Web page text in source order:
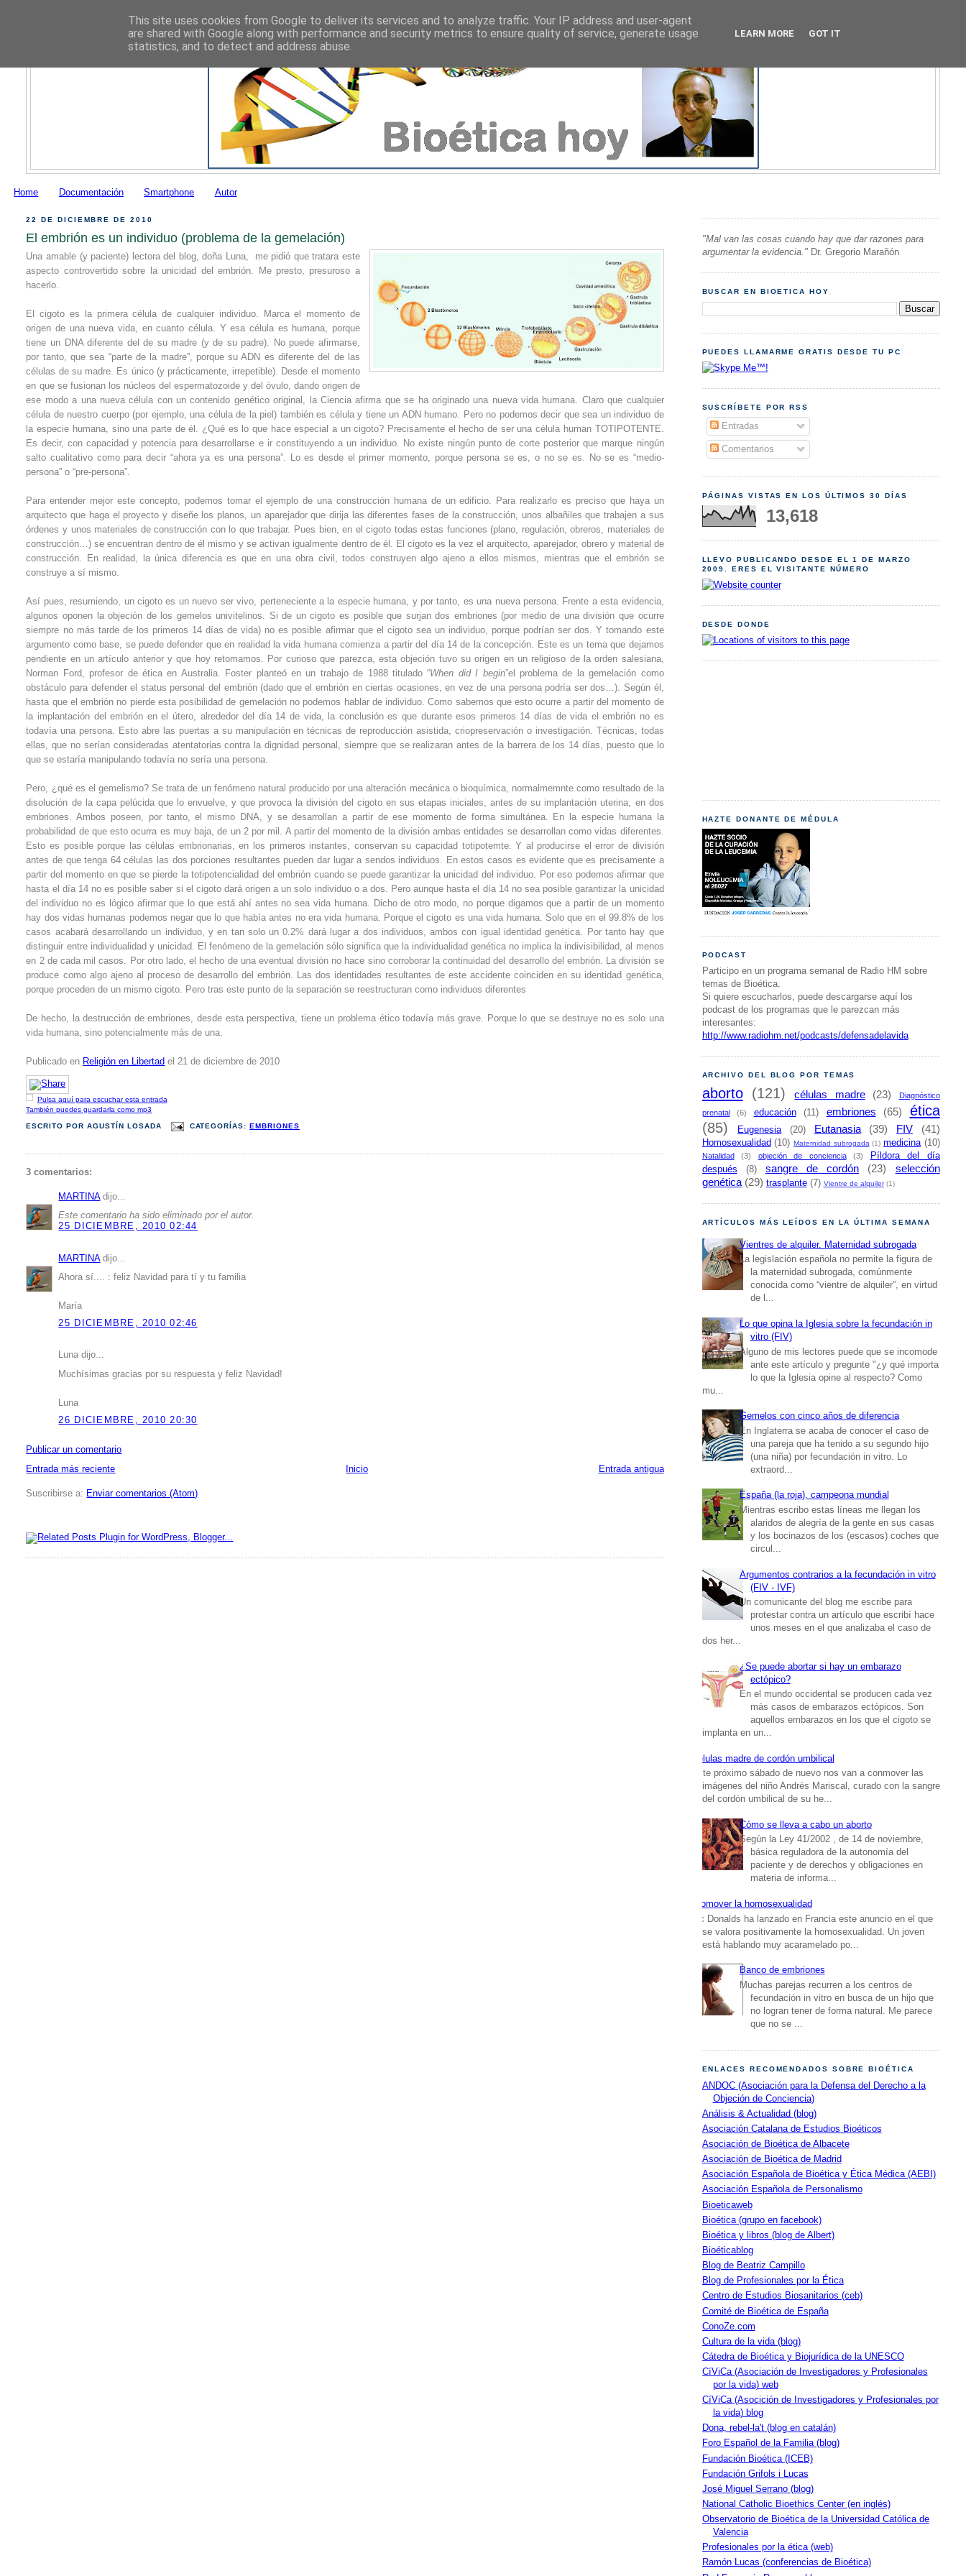
Home Documentación Smartphone Autor
22 DE DICIEMBRE DE 2010
El embrión es un individuo (problema de la gemelación)
Una amable (y paciente) lectora del blog, doña Luna, me pidió que tratara este
aspecto controvertido sobre la unicidad del embrión. Me presto, presuroso a
hacerlo.
El cigoto es la primera célula de cualquier individuo. Marca el momento de
origen de una nueva vida, en cuanto célula. Y esa célula es humana, porque
tiene un DNA diferente del de su madre (y de su padre). No puede afirmarse,
por tanto, que sea “parte de la madre”, porque su ADN es diferente del de las
células de su madre. Es único (y prácticamente, irrepetible). Desde el momento
en que se fusionan los núcleos del espermatozoide y del óvulo, dando origen de
ese modo a una nueva célula con un contenido genético original, la Ciencia afirma que se ha originado una nueva vida humana. Claro que cualquier
célula de nuestro cuerpo (por ejemplo, una célula de la piel) también es célula y tiene un ADN humano. Pero no podemos decir que sea un individuo de
la especie humana, sino una parte de él. ¿Qué es lo que hace especial a un cigoto? Precisamente el hecho de ser una célula human TOTIPOTENTE.
Es decir, con capacidad y potencia para desarrollarse e ir constituyendo a un individuo. No existe ningún punto de corte posterior que marque ningún
salto cualitativo como para decir “ahora ya es una persona”. Lo es desde el primer momento, porque persona se es, o no se es. No se es “medio-
persona” o “pre-persona”.
Para entender mejor este concepto, podemos tomar el ejemplo de una construcción humana de un edificio. Para realizarlo es preciso que haya un
arquitecto que haga el proyecto y diseñe los planos, un aparejador que dirija las diferentes fases de la construcción, unos albañiles que trabajen a sus
órdenes y unos materiales de construcción con lo que trabajar. Pues bien, en el cigoto todas estas funciones (plano, regulación, obreros, materiales de
construcción…) se encuentran dentro de él mismo y se activan igualmente dentro de él. El cigoto es la vez el arquitecto, aparejador, obrero y material de
construcción. En realidad, la única diferencia es que en una obra civil, todos construyen algo ajeno a ellos mismos, mientras que el embrión se
construye a sí mismo.
Así pues, resumiendo, un cigoto es un nuevo ser vivo, perteneciente a la especie humana, y por tanto, es una nueva persona. Frente a esta evidencia,
algunos oponen la objeción de los gemelos univitelinos. Si de un cigoto es posible que surjan dos embriones (por medio de una división que ocurre
siempre no más tarde de los primeros 14 días de vida) no es posible afirmar que el cigoto sea un individuo, porque podrían ser dos. Y tomando este
argumento como base, se puede defender que en realidad la vida humana comienza a partir del día 14 de la concepción. Este es un tema que dejamos
pendiente en un artículo anterior y que hoy retomamos. Por curioso que parezca, esta objeción tuvo su origen en un religioso de la orden salesiana,
Norman Ford, profesor de ética en Australia. Foster planteó en un trabajo de 1988 titulado “When did I begin”el problema de la gemelación como
obstáculo para defender el status personal del embrión (dado que el embrión en ciertas ocasiones, en vez de una persona podría ser dos…). Según él,
hasta que el embrión no pierde esta posibilidad de gemelación no podemos hablar de individuo. Como sabemos que esto ocurre a partir del momento de
la implantación del embrión en el útero, alrededor del día 14 de vida, la conclusión es que durante esos primeros 14 días de vida el embrión no es
todavía una persona. Esto abre las puertas a su manipulación en técnicas de reproducción asistida, criopreservación o investigación. Técnicas, todas
ellas, que no serían consideradas atentatorias contra la dignidad personal, siempre que se realizaran antes de la barrera de los 14 días, puesto que lo
que se estaría manipulando todavía no sería una persona.
Pero, ¿qué es el gemelismo? Se trata de un fenómeno natural producido por una alteración mecánica o bioquímica, normalmemnte como resultado de la
disolución de la capa pelúcida que lo envuelve, y que provoca la división del cigoto en sus etapas iniciales, antes de su implantación uterina, en dos
embriones. Ambos poseen, por tanto, el mismo DNA, y se desarrollan a partir de ese momento de forma simultánea. En la especie humana la
probabilidad de que esto ocurra es muy baja, de un 2 por mil. A partir del momento de la división ambas entidades se desarrollan como vidas diferentes.
Esto es posible porque las células embrionarias, en los primeros instantes, conservan su capacidad totipotemte. Y al producirse el error de división
antes de que tenga 64 células las dos porciones resultantes pueden dar lugar a sendos individuos. En estos casos es evidente que es precisamente a
partir del momento en que se pierde la totipotencialidad del embrión cuando se puede garantizar la unicidad del individuo. Por eso podemos afirmar que
hasta el día 14 no es posible saber si el cigoto dará origen a un solo individuo o a dos. Pero aunque hasta el día 14 no sea posible garantizar la unicidad
del individuo no es lógico afirmar que lo que está ahí antes no sea vida humana. Dicho de otro modo, no porque digamos que a partir de un momento
hay dos vidas humanas podemos negar que lo que había antes no era vida humana. Porque el cigoto es una vida humana. Solo que en el 99.8% de los
casos acabará desarrollando un individuo, y en tan solo un 0.2% dará lugar a dos individuos, ambos con igual identidad genética. Por tanto hay que
distinguir entre individualidad y unicidad. El fenómeno de la gemelación sólo significa que la individualidad genética no implica la indivisibilidad, al menos
en 2 de cada mil casos. Por otro lado, el hecho de una eventual división no hace sino corroborar la continuidad del desarrollo del embrión. La división se
produce como algo ajeno al proceso de desarrollo del embrión. Las dos identidades resultantes de este accidente coinciden en su identidad genética,
porque proceden de un mismo cigoto. Pero tras este punto de la separación se reestructuran como individuos diferentes
De hecho, la destrucción de embriones, desde esta perspectiva, tiene un problema ético todavía más grave. Porque lo que se destruye no es solo una
vida humana, sino potencialmente más de una.
Publicado en Religión en Libertad el 21 de diciembre de 2010
Pulsa aquí para escuchar esta entrada
También puedes guardarla como mp3
ESCRITO PORAGUSTÍN LOSADA CATEGORÍAS: EMBRIONES
3 comentarios:
MARTINAdijo...
Este comentario ha sido eliminado por el autor.
25 DICIEMBRE, 2010 02:44
MARTINAdijo...
Ahora sí.... : feliz Navidad para tí y tu familia
María
25 DICIEMBRE, 2010 02:46
Luna dijo...
Muchísimas gracias por su respuesta y feliz Navidad!
Luna
26 DICIEMBRE, 2010 20:30
Publicar un comentario
Entrada más reciente
Entrada antigua
Inicio
Suscribirse a: Enviar comentarios (Atom)
"Mal van las cosas cuando hay que dar razones para
argumentar la evidencia." Dr. Gregorio Marañón
BUSCAR EN BIOETICA HOY
PUEDES LLAMARME GRATIS DESDE TU PC
SUSCRÍBETE POR RSS
Entradas
Comentarios
PÁGINAS VISTAS EN LOS ÚLTIMOS 30 DÍAS
13,618
LLEVO PUBLICANDO DESDE EL 1 DE MARZO
2009. ERES EL VISITANTE NÚMERO
DESDE DONDE
HAZTE DONANTE DE MÉDULA
PODCAST
Participo en un programa semanal de Radio HM sobre
temas de Bioética.
Si quiere escucharlos, puede descargarse aquí los
podcast de los programas que le parezcan más
interesantes:
http://www.radiohm.net/podcasts/defensadelavida
ARCHIVO DEL BLOG POR TEMAS
aborto (121) células madre (23)
Diagnóstico
prenatal
(6) educación (11) embriones (65)
ética
(85)
Eugenesia (20) Eutanasia (39) FIV (41)
Homosexualidad (10) Maternidad subrogada (1) medicina (10)
Natalidad (3) objeción de conciencia (3)
Píldora del día
después
(8) sangre de cordón (23)
selección
genética (29) trasplante (7) Vientre de alquiler (1)
ARTÍCULOS MÁS LEÍDOS EN LA ÚLTIMA SEMANA
Vientres de alquiler. Maternidad subrogada
La legislación española no permite la figura de
la maternidad subrogada, comúnmente
conocida como “vientre de alquiler”, en virtud
de l...
Lo que opina la Iglesia sobre la fecundación in
vitro (FIV)
Alguno de mis lectores puede que se incomode
ante este artículo y pregunte "¿y qué importa
lo que la Iglesia opine al respecto? Como
mu...
Gemelos con cinco años de diferencia
En Inglaterra se acaba de conocer el caso de
una pareja que ha tenido a su segundo hijo
(una niña) por fecundación in vitro. Lo
extraord...
España (la roja), campeona mundial
Mientras escribo estas líneas me llegan los
alaridos de alegría de la gente en sus casas
y los bocinazos de los (escasos) coches que
circul...
Argumentos contrarios a la fecundación in vitro
(FIV - IVF)
Un comunicante del blog me escribe para
protestar contra un artículo que escribí hace
unos meses en el que analizaba el caso de
dos her...
¿Se puede abortar si hay un embarazo
ectópico?
En el mundo occidental se producen cada vez
más casos de embarazos ectópicos. Son
aquellos embarazos en los que el cigoto se
implanta en un...
Células madre de cordón umbilical
Este próximo sábado de nuevo nos van a conmover las
imágenes del niño Andrés Mariscal, curado con la sangre
del cordón umbilical de su he...
Cómo se lleva a cabo un aborto
Según la Ley 41/2002 , de 14 de noviembre,
básica reguladora de la autonomía del
paciente y de derechos y obligaciones en
materia de informa...
Promover la homosexualidad
Mc Donalds ha lanzado en Francia este anuncio en el que
se valora positivamente la homosexualidad. Un joven
está hablando muy acaramelado po...
Banco de embriones
Muchas parejas recurren a los centros de
fecundación in vitro en busca de un hijo que
no logran tener de forma natural. Me parece
que no se ...
ENLACES RECOMENDADOS SOBRE BIOÉTICA
ANDOC (Asociación para la Defensa del Derecho a la
Objeción de Conciencia)
Análisis & Actualidad (blog)
Asociación Catalana de Estudios Bioéticos
Asociación de Bioética de Albacete
Asociación de Bioética de Madrid
Asociación Española de Bioética y Ética Médica (AEBI)
Asociación Española de Personalismo
Bioeticaweb
Bioética (grupo en facebook)
Bioética y libros (blog de Albert)
Bioéticablog
Blog de Beatriz Campillo
Blog de Profesionales por la Ética
Centro de Estudios Biosanitarios (ceb)
Comité de Bioética de España
ConoZe.com
Cultura de la vida (blog)
Cátedra de Bioética y Biojurídica de la UNESCO
CíViCa (Asociación de Investigadores y Profesionales
por la vida) web
CíViCa (Asocición de Investigadores y Profesionales por
la vida) blog
Dona, rebel-la't (blog en catalán)
Foro Español de la Familia (blog)
Fundación Bioética (ICEB)
Fundación Grifols i Lucas
José Miguel Serrano (blog)
National Catholic Bioethics Center (en inglés)
Observatorio de Bioética de la Universidad Católica de
Valencia
Profesionales por la ética (web)
Ramón Lucas (conferencias de Bioética)
This site uses cookies from Google to deliver its services and to analyze traffic. Your IP address and user-agent
are shared with Google along with performance and security metrics to ensure quality of service, generate usage
statistics, and to detect and address abuse.
LEARN MORE GOT IT